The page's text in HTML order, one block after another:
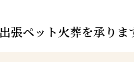
張ペット火葬を承りま